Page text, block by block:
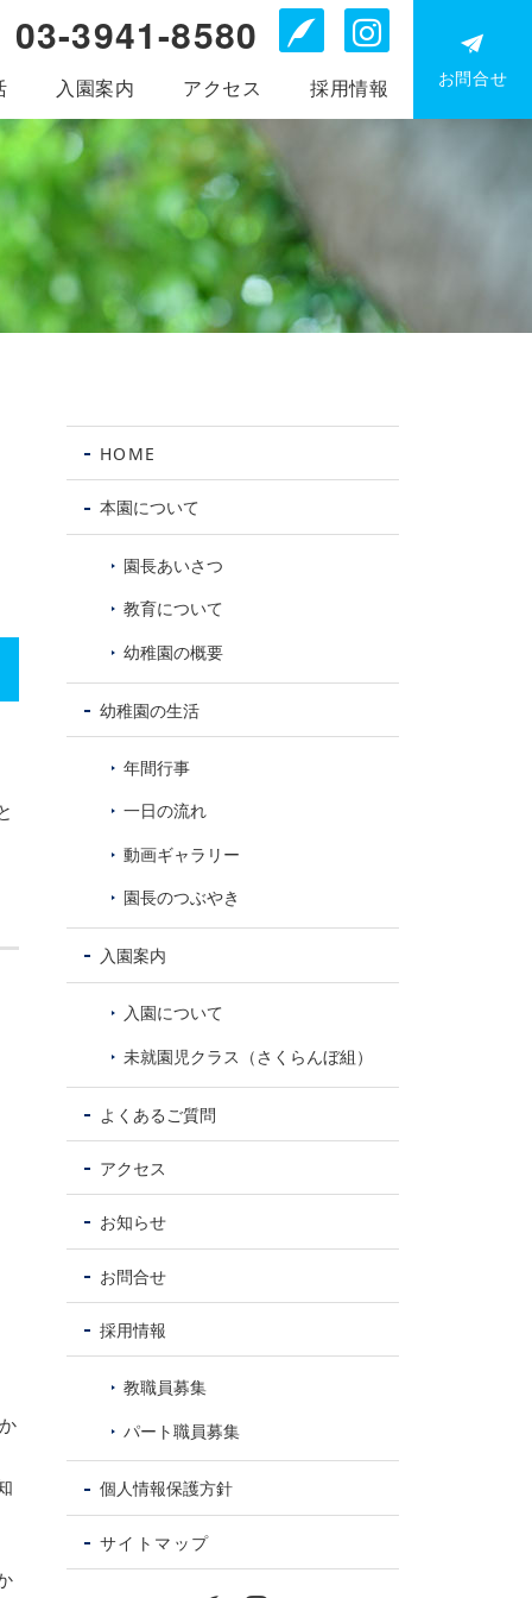
HOME
本園について
園長あいさつ
教育について
幼稚園の概要
幼稚園の生活
年間行事
一日の流れ
動画ギャラリー
園長のつぶやき
入園案内
入園について
未就園児クラス（さくらんぼ組）
よくあるご質問
アクセス
お知らせ
お問合せ
採用情報
教職員募集
パート職員募集
個人情報保護方針
サイトマップ
03-3941-8580 Blog
入園案内 アクセス 採用情報 お問合せ